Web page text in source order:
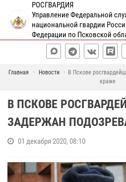
РОСГВАРДИЯ
Управление Федеральной
национальной гвардии
Федерации по Псковской
Главная Новости
В Пскове
краже
В ПСКОВЕ
ЗАДЕРЖАН
01 декабря 2020, 08:10